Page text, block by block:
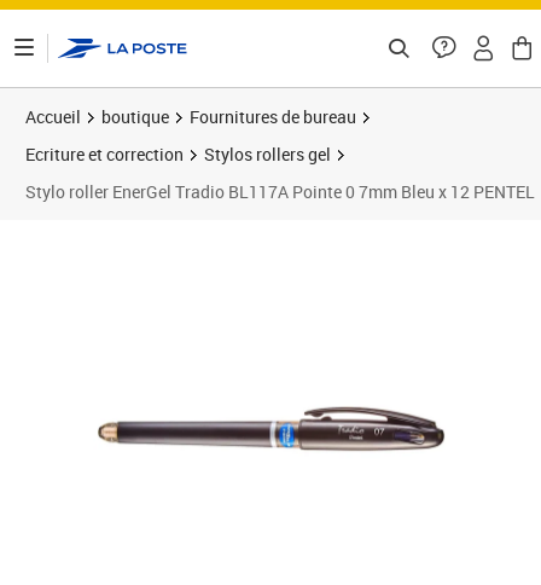
Accueil boutique
Fournitures de bureau
Ecriture et correction
Stylos rollers gel
Stylo roller EnerGel Tradio BL117A Pointe 0 7mm Bleu x 12 PENTEL